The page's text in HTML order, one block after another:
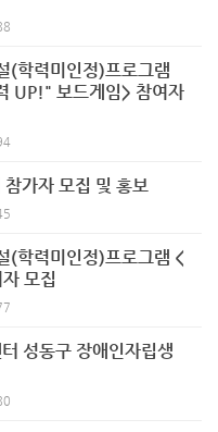
(학력미인정)프로그램
UP!" 보드게임> 참여자
가자 모집 및 홍보
(학력미인정)프로그램 <
모집
성동구 장애인자립생